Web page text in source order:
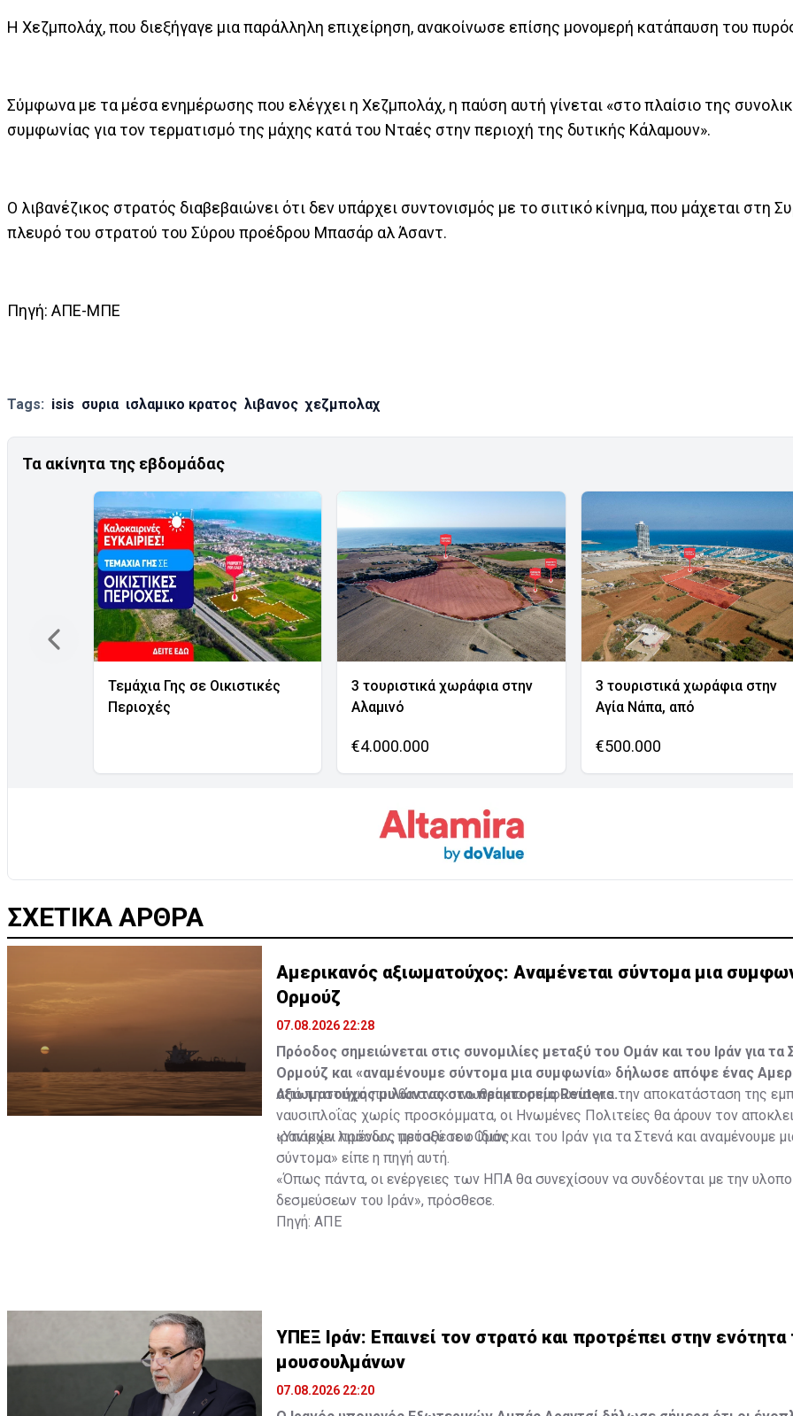
Η Χεζμπολάχ, που διεξήγαγε μια παράλληλη επιχείρηση, ανακοίνωσε επίσης μονομερή κατάπαυση του
Σύμφωνα με τα μέσα ενημέρωσης που ελέγχει η Χεζμπολάχ, η παύση αυτή γίνεται «στο πλαίσιο της
συμφωνίας για τον τερματισμό της μάχης κατά του Νταές στην περιοχή της δυτικής Κάλαμουν».
Ο λιβανέζικος στρατός διαβεβαιώνει ότι δεν υπάρχει συντονισμός με το σιιτικό κίνημα, που μάχεται στη
πλευρό του στρατού του Σύρου προέδρου Μπασάρ αλ Άσαντ.
Πηγή: ΑΠΕ-ΜΠΕ
Tags: isis συρια ισλαμικο κρατος λιβανος χεζμπολαχ
Τα ακίνητα της εβδομάδας
Τεμάχια Γης σε Οικιστικές
Περιοχές
3 τουριστικά χωράφια στην
Αλαμινό
€4.000.000
3 τουριστικά χωράφια στην
Αγία Νάπα, από
€500.000
ΣΧΕΤΙΚΑ ΑΡΘΡΑ
Αμερικανός αξιωματούχος: Αναμένεται σύντομα μια
Ορμούζ
07.08.2026 22:28
Πρόοδος σημειώνεται στις συνομιλίες μεταξύ του Ομάν και του Ιράν για τα
Ορμούζ και «αναμένουμε σύντομα μια συμφωνία» δήλωσε απόψε ένας
αξιωματούχος μιλώντας στο πρακτορείο Reuters.
Από τη στιγμή που θα ανακοινωθεί μια συμφωνία για την αποκατάσταση της
ναυσιπλοΐας χωρίς προσκόμματα, οι Ηνωμένες Πολιτείες θα άρουν τον
ιρανικών λιμένων, πρόσθεσε ο ίδιος.
«Υπάρχει πρόοδος μεταξύ του Ομάν και του Ιράν για τα Στενά και αναμένουμε
σύντομα» είπε η πηγή αυτή.
«Όπως πάντα, οι ενέργειες των ΗΠΑ θα συνεχίσουν να συνδέονται με την
δεσμεύσεων του Ιράν», πρόσθεσε.
Πηγή: ΑΠΕ
ΥΠΕΞ Ιράν: Επαινεί τον στρατό και προτρέπει στην
μουσουλμάνων
07.08.2026 22:20